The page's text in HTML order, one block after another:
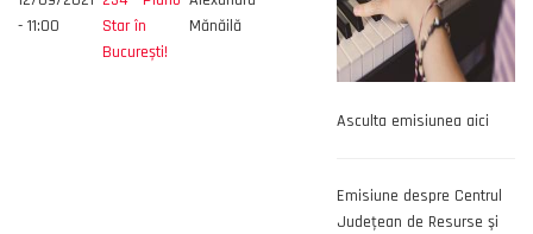
- 11:00
Star în
București!
Mănăilă
Asculta emisiunea aici
Emisiune despre Centrul
Judeţean de Resurse şi